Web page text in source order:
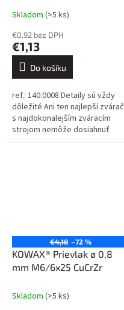
Skladom (>5 ks)
€0,92 bez DPH
€1,13
Do košíku
ref.: 140.0008 Detaily sú vždy
dôležité Ani ten najlepší zvárač
s najdokonalejším zváracím
strojom nemôže dosiahnuť
dokonalé výsledky, ak sa
€4,18 –72 %
KOWAX® Prievlak ø 0,8
mm M6/6x25 CuCrZr
Skladom (>5 ks)